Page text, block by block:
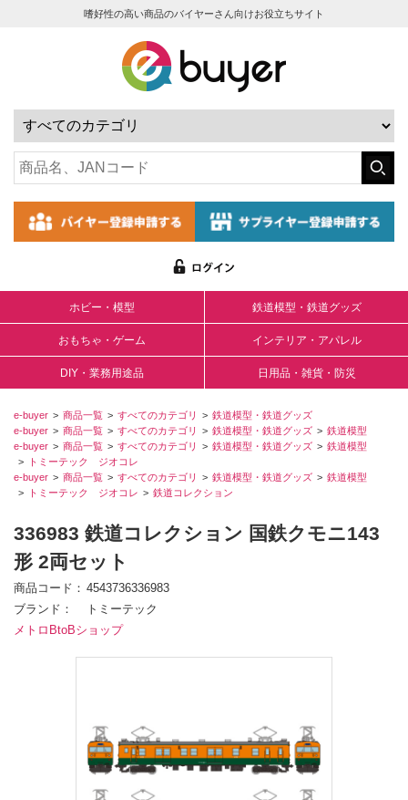
嗜好性の高い商品のバイヤーさん向けお役立ちサイト
ホビー・模型 鉄道模型・鉄道グッズ
おもちゃ・ゲーム インテリア・アパレル
DIY・業務用途品 日用品・雑貨・防災
e-buyer 商品一覧 すべてのカテゴリ
鉄道模型・鉄道グッズ
e-buyer
商品一覧 すべてのカテゴリ 鉄道模型・鉄道グッズ
鉄道模型
e-buyer
商品一覧 すべてのカテゴリ 鉄道模型・鉄道グッズ
鉄道模型
トミーテック ジオコレ
e-buyer
商品一覧 すべてのカテゴリ 鉄道模型・鉄道グッズ
鉄道模型
トミーテック ジオコレ
鉄道コレクション
336983 鉄道コレクション 国鉄クモニ143
形 2両セット
商品コード
4543736336983
ブランド
トミーテック
メトロBtoBショップ